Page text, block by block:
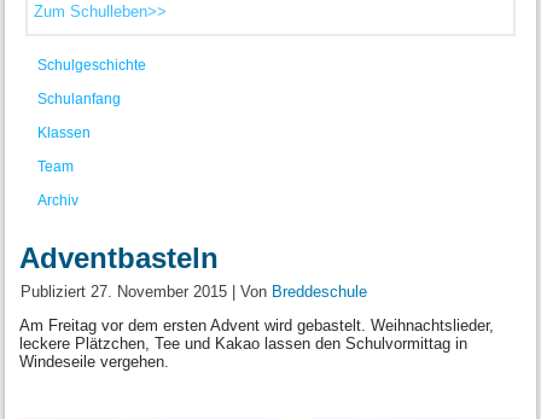
Zum Schulleben>>
Schulgeschichte
Schulanfang
Klassen
Team
Archiv
Adventbasteln
Publiziert 27. November 2015 |Von Breddeschule
Am Freitag vor dem ersten Advent wird gebastelt. Weihnachtslieder,
leckere Plätzchen, Tee und Kakao lassen den Schulvormittag in
Windeseile vergehen.